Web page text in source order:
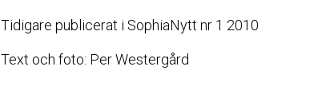
Tidigare publicerat i SophiaNytt nr 1 2010
Text och foto: Per Westergård